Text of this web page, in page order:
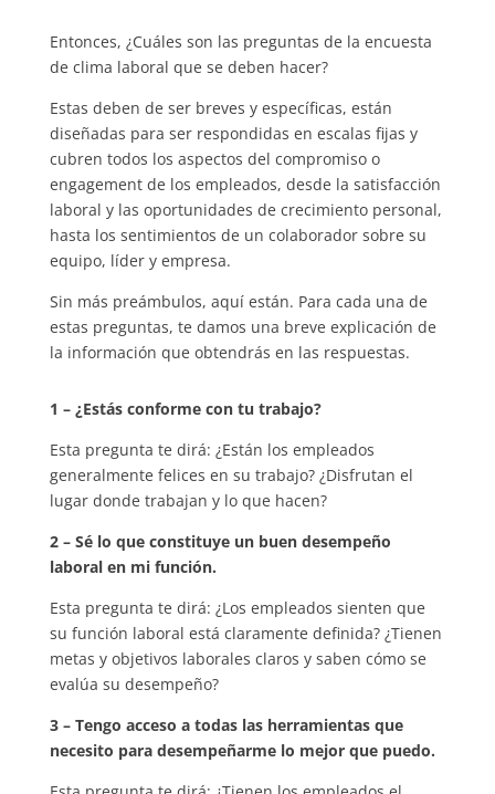
Entonces, ¿Cuáles son las preguntas de la encuesta
de clima laboral que se deben hacer?
Estas deben de ser breves y específicas, están
diseñadas para ser respondidas en escalas fijas y
cubren todos los aspectos del compromiso o
engagement de los empleados, desde la satisfacción
laboral y las oportunidades de crecimiento personal,
hasta los sentimientos de un colaborador sobre su
equipo, líder y empresa.
Sin más preámbulos, aquí están. Para cada una de
estas preguntas, te damos una breve explicación de
la información que obtendrás en las respuestas.
1 – ¿Estás conforme con tu trabajo?
Esta pregunta te dirá: ¿Están los empleados
generalmente felices en su trabajo? ¿Disfrutan el
lugar donde trabajan y lo que hacen?
2 – Sé lo que constituye un buen desempeño
laboral en mi función.
Esta pregunta te dirá: ¿Los empleados sienten que
su función laboral está claramente definida? ¿Tienen
metas y objetivos laborales claros y saben cómo se
evalúa su desempeño?
3 – Tengo acceso a todas las herramientas que
necesito para desempeñarme lo mejor que puedo.